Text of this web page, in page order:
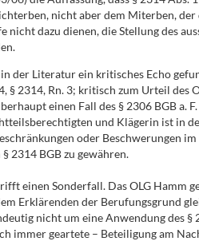
nicht aber dem Miterben,
dazu dienen, die Stellung des
der Literatur ein kritisches Echo
§ 2314, Rn. 3; kritisch zum Urteil
einen Fall des § 2306 BGB a.
und Klägerin ist in
oder Beschwerungen
2314 BGB zu gewähren.
einen Sonderfall. Das OLG Hamm
Erklärenden der Berufungsgrund
nicht um eine Anwendung des
immer geartete – Beteiligung am